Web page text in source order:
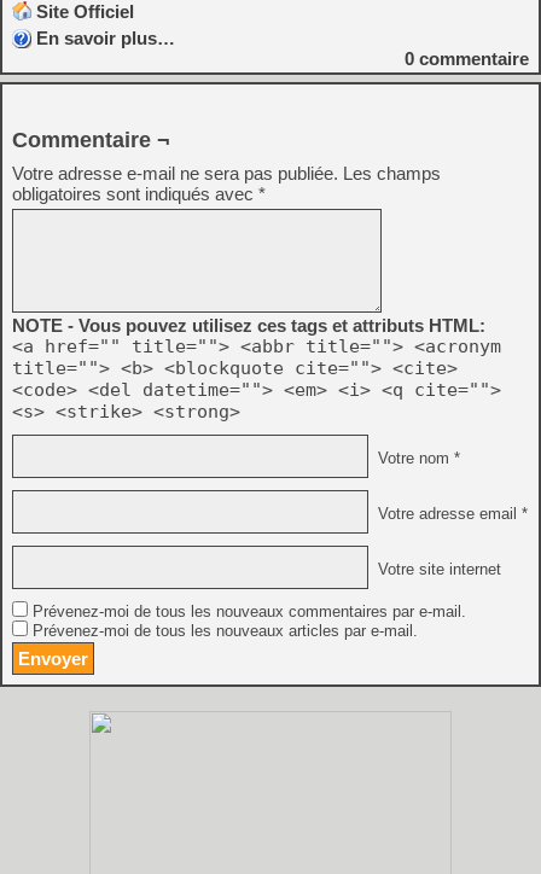
Site Officiel
En savoir plus…
0 commentaire
Commentaire ¬
Votre adresse e-mail ne sera pas publiée. Les champs
obligatoires sont indiqués avec *
NOTE - Vous pouvez utilisez ces tags et attributs HTML:
<a href="" title=""> <abbr title=""> <acronym
title=""> <b> <blockquote cite=""> <cite>
<code> <del datetime=""> <em> <i> <q cite="">
<s> <strike> <strong>
Votre nom *
Votre adresse email *
Votre site internet
Prévenez-moi de tous les nouveaux commentaires par e-mail.
Prévenez-moi de tous les nouveaux articles par e-mail.